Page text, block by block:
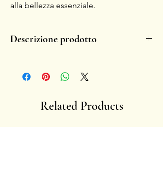
alla bellezza essenziale.
Descrizione prodotto
- Dipinto con oro zecchino 14 carati.
- Ogni pezzo é unico per sua natura.
nel tempo, sbiaditure o eventuali
scheggiature diventano memorie di storie
Related Products